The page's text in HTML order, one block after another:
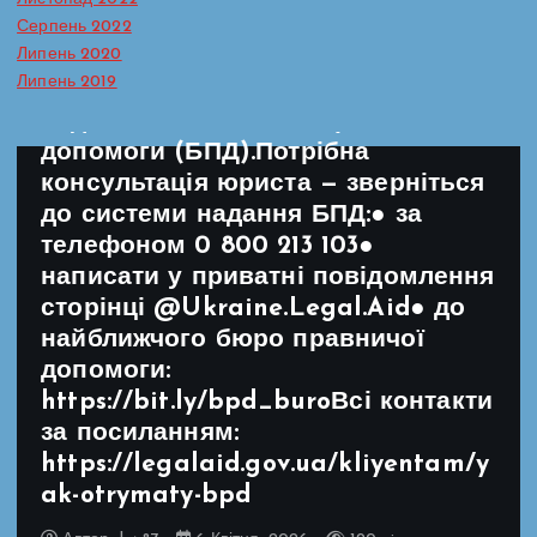
Серпень 2022
Липень 2020
Липень 2019
від насильства або булінгу, та як
діяти, щоб їй допомогти — у
картках, підготовлених системою
допомоги (БПД).Потрібна
консультація юриста — зверніться
до системи надання БПД:● за
телефоном 0 800 213 103●
написати у приватні повідомлення
сторінці @Ukraine.Legal.Aid● до
найближчого бюро правничої
допомоги:
https://bit.ly/bpd_buroВсі контакти
за посиланням:
https://legalaid.gov.ua/kliyentam/y
ak-otrymaty-bpd